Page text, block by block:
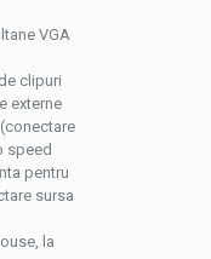
VGA
clipuri
externe
speed
pentru
sursa
la